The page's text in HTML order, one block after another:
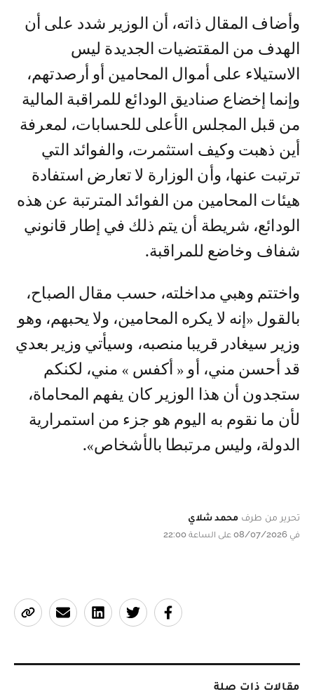
وأضاف المقال ذاته، أن الوزير شدد على أن
الهدف من المقتضيات الجديدة ليس
الاستيلاء على أموال المحامين أو أرصدتهم،
وإنما إخضاع صناديق الودائع للمراقبة المالية
من قبل المجلس الأعلى للحسابات، لمعرفة
أين ذهبت وكيف استثمرت، والفوائد التي
ترتبت عنها، وأن الوزارة لا تعارض استفادة
هيئات المحامين من الفوائد المترتبة عن هذه
الودائع، شريطة أن يتم ذلك في إطار قانوني
شفاف وخاضع للمراقبة.
واختتم وهبي مداخلته، حسب مقال الصباح،
بالقول «إنه لا يكره المحامين، ولا يحبهم، وهو
وزير سيغادر قريبا منصبه، وسيأتي وزير بعدي
قد أحسن مني، أو « أكفس » مني، لكنكم
ستجدون أن هذا الوزير كان يفهم المحاماة،
لأن ما نقوم به اليوم هو جزء من استمرارية
الدولة، وليس مرتبطا بالأشخاص».
تحرير من طرف محمد شلاي
في 08/07/2026 على الساعة 22:00
مقالات ذات صلة